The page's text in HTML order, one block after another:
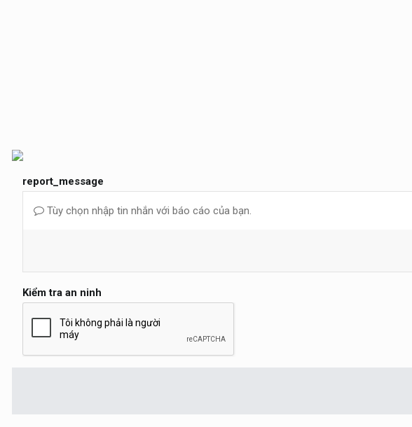
report_message
Tùy chọn nhập tin nhắn với báo cáo của bạn.
Kiểm tra an ninh